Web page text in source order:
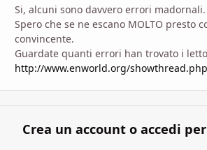
Si, alcuni sono davvero errori madornali.
Spero che se ne escano MOLTO presto
convincente.
Guardate quanti errori han trovato i
http://www.enworld.org/
Crea un account o accedi